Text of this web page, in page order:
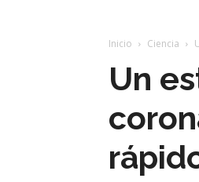
Inicio Ciencia
Un